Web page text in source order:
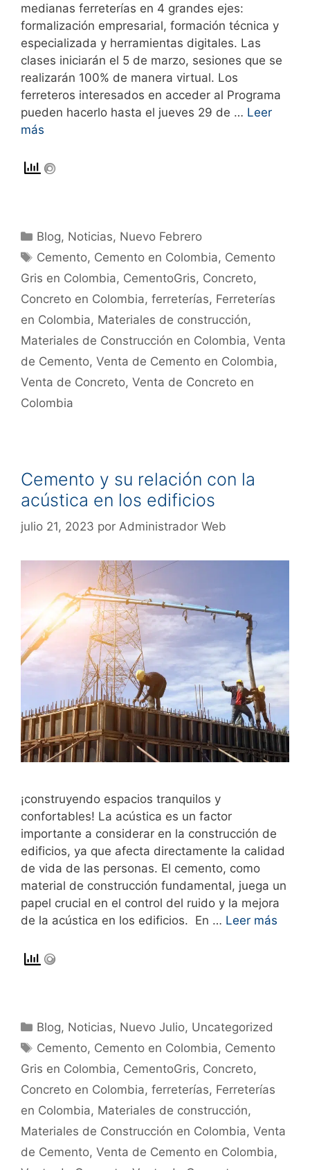
medianas ferreterías en 4 grandes ejes:
formalización empresarial, formación técnica y
especializada y herramientas digitales. Las
clases iniciarán el 5 de marzo, sesiones que se
realizarán 100% de manera virtual. Los
ferreteros interesados en acceder al Programa
pueden hacerlo hasta el jueves 29 de … Leer
más
Blog, Noticias, Nuevo Febrero
Cemento, Cemento en Colombia, Cemento
Gris en Colombia, CementoGris, Concreto,
Concreto en Colombia, ferreterías, Ferreterías
en Colombia, Materiales de construcción,
Materiales de Construcción en Colombia, Venta
de Cemento, Venta de Cemento en Colombia,
Venta de Concreto, Venta de Concreto en
Colombia
Cemento y su relación con la
acústica en los edificios
julio 21, 2023 por Administrador Web
¡construyendo espacios tranquilos y
confortables! La acústica es un factor
importante a considerar en la construcción de
edificios, ya que afecta directamente la calidad
de vida de las personas. El cemento, como
material de construcción fundamental, juega un
papel crucial en el control del ruido y la mejora
de la acústica en los edificios. En … Leer más
Blog, Noticias, Nuevo Julio, Uncategorized
Cemento, Cemento en Colombia, Cemento
Gris en Colombia, CementoGris, Concreto,
Concreto en Colombia, ferreterías, Ferreterías
en Colombia, Materiales de construcción,
Materiales de Construcción en Colombia, Venta
de Cemento, Venta de Cemento en Colombia,